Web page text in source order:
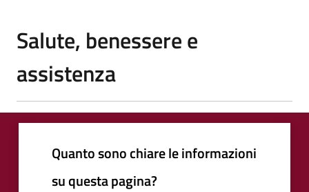
Salute, benessere e
assistenza
Quanto sono chiare le informazioni
su questa pagina?